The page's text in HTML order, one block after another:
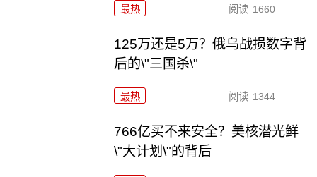
最热 阅读 1660
125万还是5万？俄乌战损数字背
后的\"三国杀\"
最热 阅读 1344
766亿买不来安全？美核潜光鲜
\"大计划\"的背后